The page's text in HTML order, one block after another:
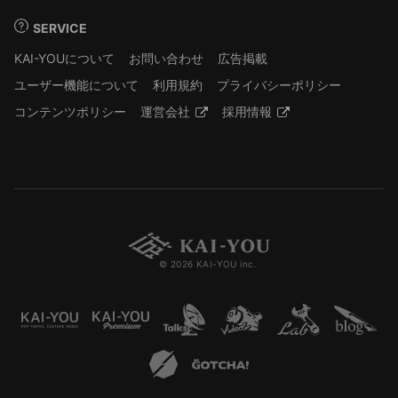
SERVICE
KAI-YOUについて
お問い合わせ
広告掲載
ユーザー機能について
利用規約
プライバシーポリシー
コンテンツポリシー
運営会社 採用情報
© 2026 KAI-YOU inc.